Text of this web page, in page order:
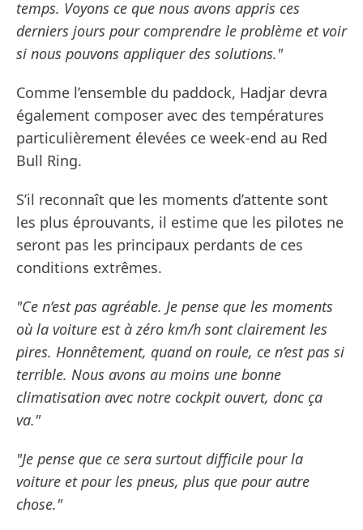
temps. Voyons ce que nous avons appris ces
derniers jours pour comprendre le problème et voir
si nous pouvons appliquer des solutions."
Comme l’ensemble du paddock, Hadjar devra
également composer avec des températures
particulièrement élevées ce week-end au Red
Bull Ring.
S’il reconnaît que les moments d’attente sont
les plus éprouvants, il estime que les pilotes ne
seront pas les principaux perdants de ces
conditions extrêmes.
"Ce n’est pas agréable. Je pense que les moments
où la voiture est à zéro km/h sont clairement les
pires. Honnêtement, quand on roule, ce n’est pas si
terrible. Nous avons au moins une bonne
climatisation avec notre cockpit ouvert, donc ça
va."
"Je pense que ce sera surtout difficile pour la
voiture et pour les pneus, plus que pour autre
chose."